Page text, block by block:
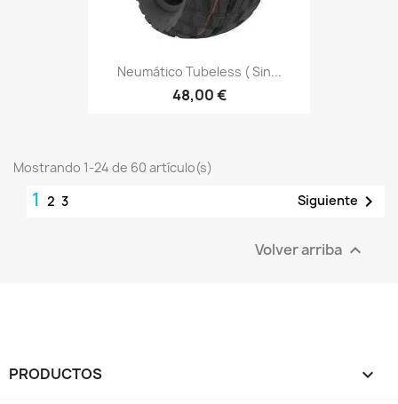
Neumático Tubeless ( Sin...
48,00 €
Mostrando 1-24 de 60 artículo(s)
1 2 3 Siguiente 
Volver arriba 
PRODUCTOS 